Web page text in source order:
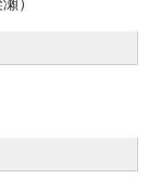
）